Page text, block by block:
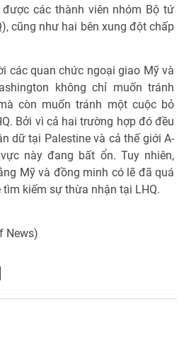
các thành viên nhóm Bộ tứ
cũng như hai bên xung đột chấp
các quan chức ngoại giao Mỹ và
không chỉ muốn tránh
còn muốn tránh một cuộc bỏ
Bởi vì cả hai trường hợp đó đều
dữ tại Palestine và cả thế giới A-
này đang bất ổn. Tuy nhiên,
Mỹ và đồng minh có lẽ đã quá
kiếm sự thừa nhận tại LHQ.
News)